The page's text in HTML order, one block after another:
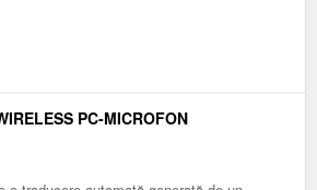
PC-MICROFON